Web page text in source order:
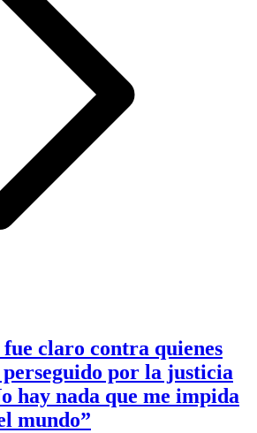
claro contra quienes
perseguido por la justicia
hay nada que me impida
mundo”